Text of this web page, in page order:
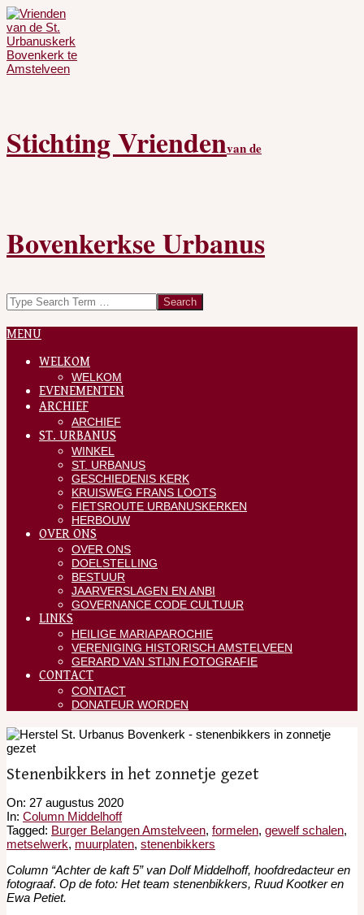
Skip
to
content
Stichting Vriendenvan de
Bovenkerkse Urbanus
Search
Secondary
Menu
MENU
WELKOM
WELKOM
EVENEMENTEN
ARCHIEF
ARCHIEF
ST. URBANUS
WINKEL
ST. URBANUS
GESCHIEDENIS KERK
KRUISWEG FRANS LOOTS
FIETSROUTE URBANUSKERKEN
HERBOUW
OVER ONS
OVER ONS
DOELSTELLING
BESTUUR
JAARVERSLAGEN EN ANBI
GOVERNANCE CODE CULTUUR
LINKS
HEILIGE MARIAPAROCHIE
VERENIGING HISTORISCH AMSTELVEEN
GERARD VAN STIJN FOTOGRAFIE
CONTACT
CONTACT
DONATEUR WORDEN
Stenenbikkers in het zonnetje gezet
On: 27 augustus 2020
In: Column Middelhoff
Tagged: Burger Belangen Amstelveen, formelen, gewelf schalen,
metselwerk, muurplaten, stenenbikkers
Column “Achter de kaft 5” van Dolf Middelhoff, hoofdredacteur en
fotograaf. Op de foto: Het team stenenbikkers, Ruud Kootker en
Ewa Petiet.